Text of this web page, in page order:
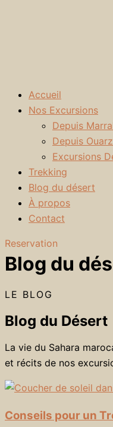
Accueil
Nos Excursions
Depuis
Depuis
Excursions
Trekking
Blog du désert
À propos
Contact
Reservation
Blog du
LE BLOG
Blog du Désert
La vie du Sahara
et récits de nos
Conseils pour un